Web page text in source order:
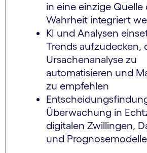
in eine einzige Quelle
Wahrheit integriert
KI und Analysen
Trends aufzudecken,
Ursachenanalyse zu
automatisieren und
zu empfehlen
Überwachung in
digitalen Zwillingen,
und